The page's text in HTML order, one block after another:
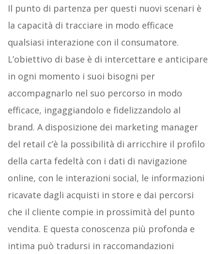
Il punto di partenza per questi nuovi scenari è
la capacità di tracciare in modo efficace
qualsiasi interazione con il consumatore.
L’obiettivo di base è di intercettare e anticipare
in ogni momento i suoi bisogni per
accompagnarlo nel suo percorso in modo
efficace, ingaggiandolo e fidelizzandolo al
brand. A disposizione dei marketing manager
del retail c’è la possibilità di arricchire il profilo
della carta fedeltà con i dati di navigazione
online, con le interazioni social, le informazioni
ricavate dagli acquisti in store e dai percorsi
che il cliente compie in prossimità del punto
vendita. E questa conoscenza più profonda e
intima può tradursi in raccomandazioni